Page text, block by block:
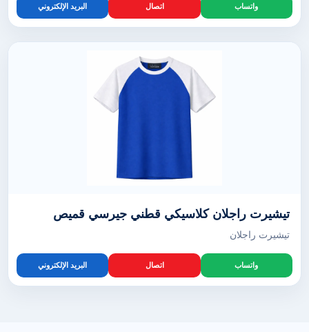
واتساب اتصال البريد الإلكتروني
تيشيرت راجلان كلاسيكي قطني جيرسي قميص
تيشيرت راجلان
واتساب اتصال البريد الإلكتروني